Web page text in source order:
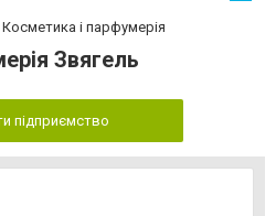
Косметика і парфумерія
Звягель
підприємство